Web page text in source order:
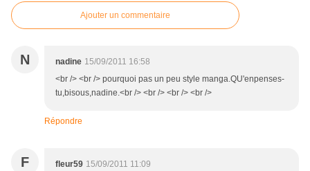
Ajouter un commentaire
N nadine 15/09/2011 16:58
<br /> <br /> pourquoi pas un peu style manga.QU'enpenses-
tu,bisous,nadine.<br /> <br /> <br /> <br />
Répondre
F fleur59 15/09/2011 11:09